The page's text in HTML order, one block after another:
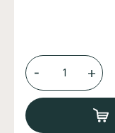
Пуровер
Дотик
"Rain
and
Sun"
Dotyk